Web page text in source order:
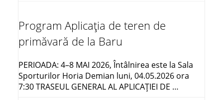
Program Aplicația de teren de
primăvară de la Baru
PERIOADA: 4–8 MAI 2026, Întâlnirea este la Sala
Sporturilor Horia Demian luni, 04.05.2026 ora
7:30 TRASEUL GENERAL AL APLICAŢIEI DE …